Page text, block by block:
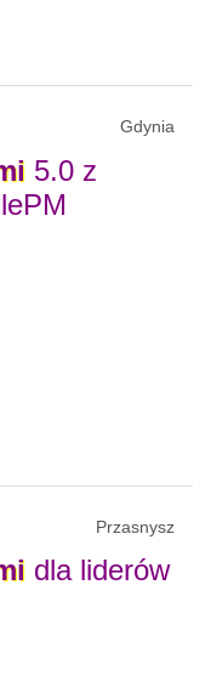
Gdynia
5.0 z
Przasnysz
dla liderów